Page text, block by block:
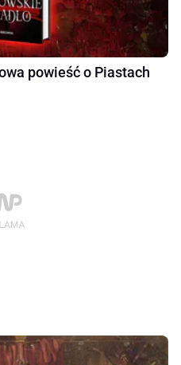
powieść o Piastach